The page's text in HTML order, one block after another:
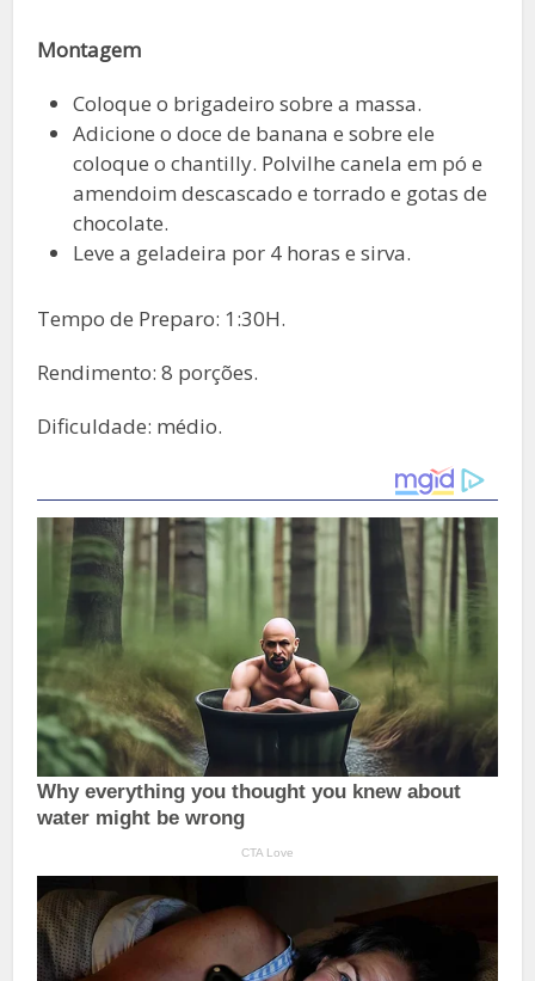
Montagem
Coloque o brigadeiro sobre a massa.
Adicione o doce de banana e sobre ele
coloque o chantilly. Polvilhe canela em pó e
amendoim descascado e torrado e gotas de
chocolate.
Leve a geladeira por 4 horas e sirva.
Tempo de Preparo: 1:30H.
Rendimento: 8 porções.
Dificuldade: médio.